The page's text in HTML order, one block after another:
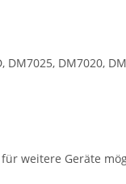
DM7020,
weitere Geräte